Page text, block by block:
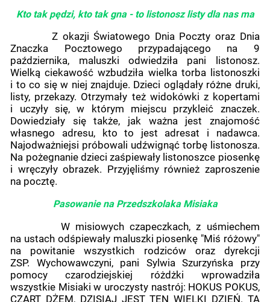
Kto tak pędzi, kto tak gna - to listonosz listy dla nas ma
Z okazji Światowego Dnia Poczty oraz Dnia
Znaczka Pocztowego przypadającego na 9
października, maluszki odwiedziła pani listonosz.
Wielką ciekawość wzbudziła wielka torba listonoszki
i to co się w niej znajduje. Dzieci oglądały różne druki,
listy, przekazy. Otrzymały też widokówki z kopertami
i uczyły się, w którym miejscu przykleić znaczek.
Dowiedziały się także, jak ważna jest znajomość
własnego adresu, kto to jest adresat i nadawca.
Najodważniejsi próbowali udźwignąć torbę listonosza.
Na pożegnanie dzieci zaśpiewały listonoszce piosenkę
i wręczyły obrazek. Przyjęliśmy również zaproszenie
na pocztę.
Pasowanie na Przedszkolaka Misiaka
W misiowych czapeczkach, z uśmiechem
na ustach odśpiewały maluszki piosenkę "Miś różowy"
na powitanie wszystkich rodziców oraz dyrekcji
ZSP. Wychowawczyni, pani Sylwia Szurzyńska przy
pomocy czarodziejskiej różdżki wprowadziła
wszystkie Misiaki w uroczysty nastrój: HOKUS POKUS,
CZART DŻEM, DZISIAJ JEST TEN WIELKI DZIEŃ. TA